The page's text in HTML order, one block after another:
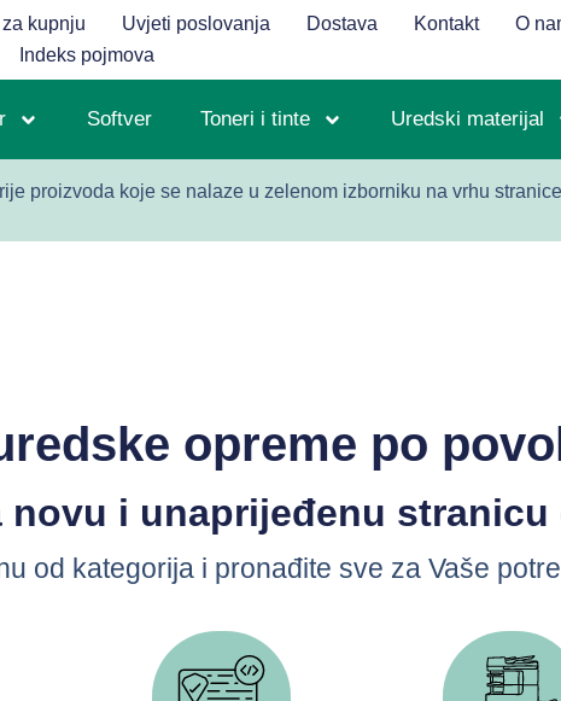
kupnju Uvjeti poslovanja Dostava Kontakt O
Indeks pojmova
Softver Toneri i tinte Uredski materijal
proizvoda koje se nalaze u zelenom izborniku na vrhu
opreme po
novu i unaprijeđenu stranicu
od kategorija i pronađite sve za Vaše